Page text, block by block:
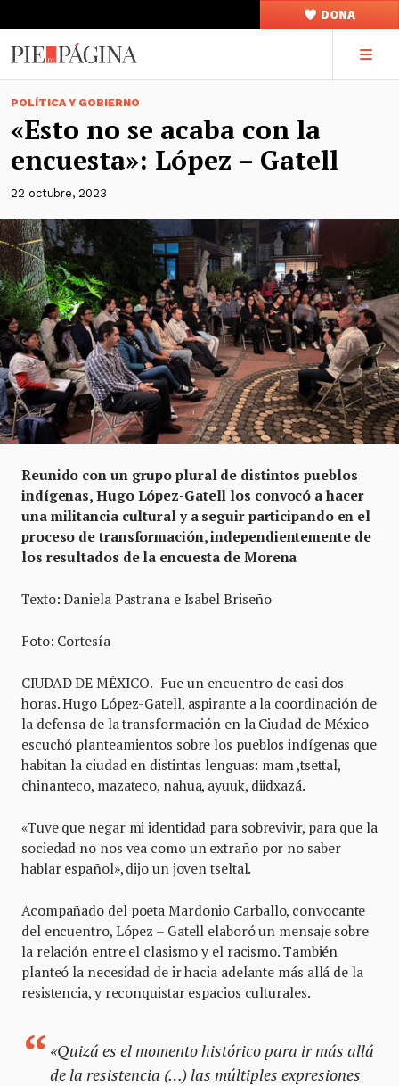
DONA
POLÍTICA Y GOBIERNO
«Esto no se acaba con la
encuesta»: López – Gatell
22 octubre, 2023
Reunido con un grupo plural de distintos pueblos
indígenas, Hugo López-Gatell los convocó a hacer
una militancia cultural y a seguir participando en el
proceso de transformación, independientemente de
los resultados de la encuesta de Morena
Texto: Daniela Pastrana e Isabel Briseño
Foto: Cortesía
CIUDAD DE MÉXICO.- Fue un encuentro de casi dos
horas. Hugo López-Gatell, aspirante a la coordinación de
la defensa de la transformación en la Ciudad de México
escuchó planteamientos sobre los pueblos indígenas que
habitan la ciudad en distintas lenguas: mam ,tsettal,
chinanteco, mazateco, nahua, ayuuk, diidxazá.
«Tuve que negar mi identidad para sobrevivir, para que la
sociedad no nos vea como un extraño por no saber
hablar español», dijo un joven tseltal.
Acompañado del poeta Mardonio Carballo, convocante
del encuentro, López – Gatell elaboró un mensaje sobre
la relación entre el clasismo y el racismo. También
planteó la necesidad de ir hacia adelante más allá de la
resistencia, y reconquistar espacios culturales.
«Quizá es el momento histórico para ir más allá
de la resistencia (…) las múltiples expresiones